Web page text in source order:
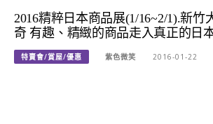
2016精粹日本商品展(​​1/16~2/1).新竹
奇 有趣、精緻的商品走入真正的日
特賣會/賞屋/優惠 紫色微笑 2016-01-22